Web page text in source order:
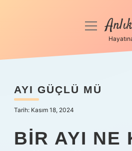
Anasayfa
Yasal Uyarı
menüyü
AYI GÜÇLÜ MÜ
Tarih: Kasım 18, 2024
BIR AYI NE